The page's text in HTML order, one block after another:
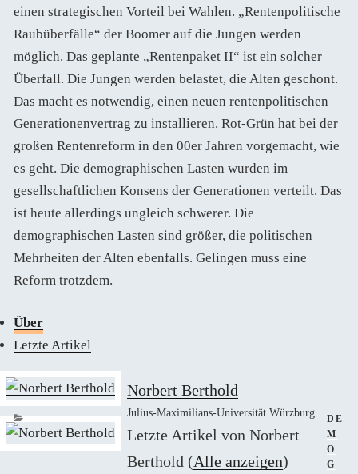
einen strategischen Vorteil bei Wahlen. „Rentenpolitische
Raubüberfälle“ der Boomer auf die Jungen werden
möglich. Das geplante „Rentenpaket II“ ist ein solcher
Überfall. Die Jungen werden belastet, die Alten geschont.
Das macht es notwendig, einen neuen rentenpolitischen
Generationenvertrag zu installieren. Rot-Grün hat bei der
großen Rentenreform in den 00er Jahren vorgemacht, wie
es geht. Die demographischen Lasten wurden im
gesellschaftlichen Konsens der Generationen verteilt. Das
ist heute allerdings ungleich schwerer. Die
demographischen Lasten sind größer, die politischen
Mehrheiten der Alten ebenfalls. Gelingen muss eine
Reform trotzdem.
Über
Letzte Artikel
Norbert Berthold
Julius-Maximilians-Universität Würzburg
Letzte Artikel von Norbert
Berthold (Alle anzeigen)
DE
M
O
G